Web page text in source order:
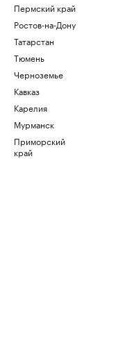
Пермский край
Ростов-на-Дону
Татарстан
Тюмень
Черноземье
Кавказ
Карелия
Мурманск
Приморский
край